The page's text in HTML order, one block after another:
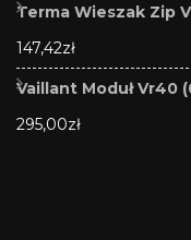
Terma Wieszak Zip
147,42zł
Vaillant Moduł Vr40
295,00zł